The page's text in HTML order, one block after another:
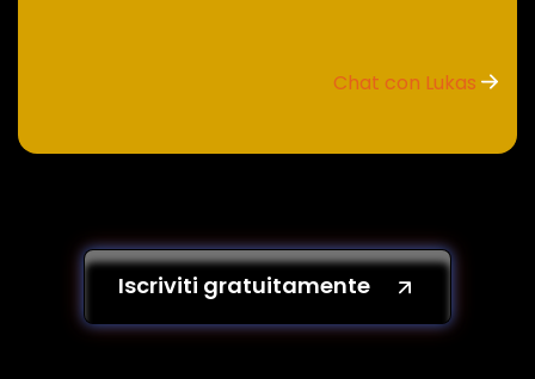
Chat con Lukas
Iscriviti gratuitamente